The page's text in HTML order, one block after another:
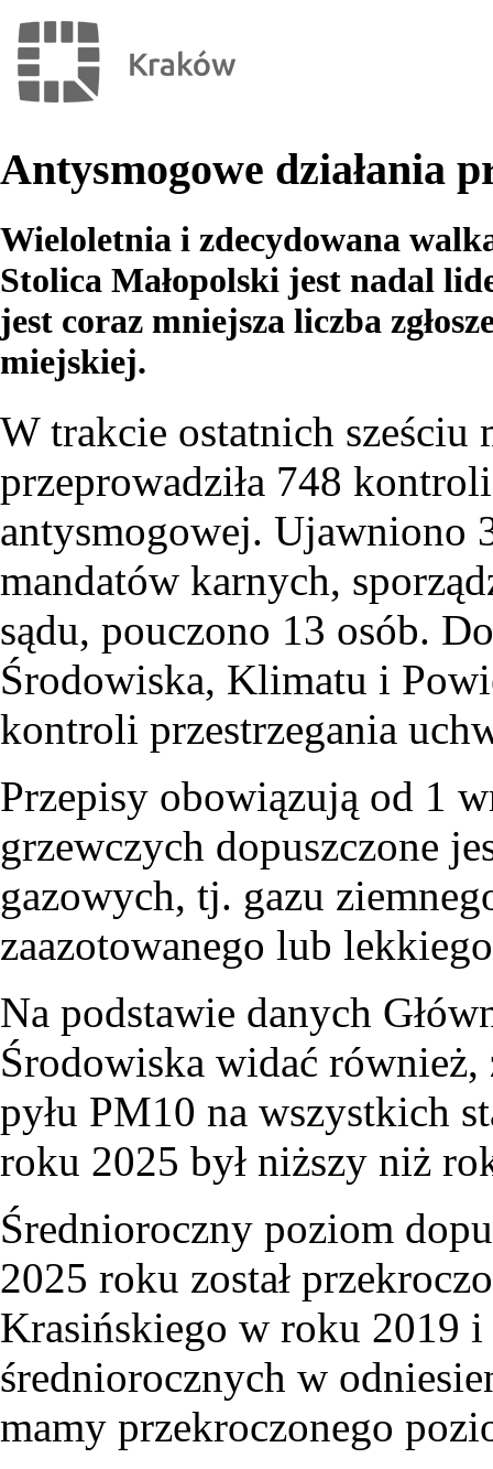
Antysmogowe działania
Wieloletnia i zdecydowana
Stolica Małopolski jest nadal
jest coraz mniejsza liczba
miejskiej.
W trakcie ostatnich sześciu
przeprowadziła 748
antysmogowej. Ujawniono
mandatów karnych,
sądu, pouczono 13 osób.
Środowiska, Klimatu i
kontroli przestrzegania
Przepisy obowiązują od 1
grzewczych dopuszczone
gazowych, tj. gazu
zaazotowanego lub
Na podstawie danych
Środowiska widać również,
pyłu PM10 na wszystkich
roku 2025 był niższy niż
Średnioroczny poziom
2025 roku został
Krasińskiego w roku 2019
średniorocznych w
mamy przekroczonego